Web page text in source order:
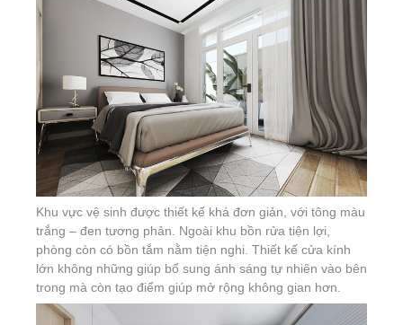
Khu vực vệ sinh được thiết kế khá đơn giản, với tông màu
trắng – đen tương phản. Ngoài khu bồn rửa tiện lợi,
phòng còn có bồn tắm nằm tiện nghi. Thiết kế cửa kính
lớn không những giúp bổ sung ánh sáng tự nhiên vào bên
trong mà còn tạo điểm giúp mở rộng không gian hơn.